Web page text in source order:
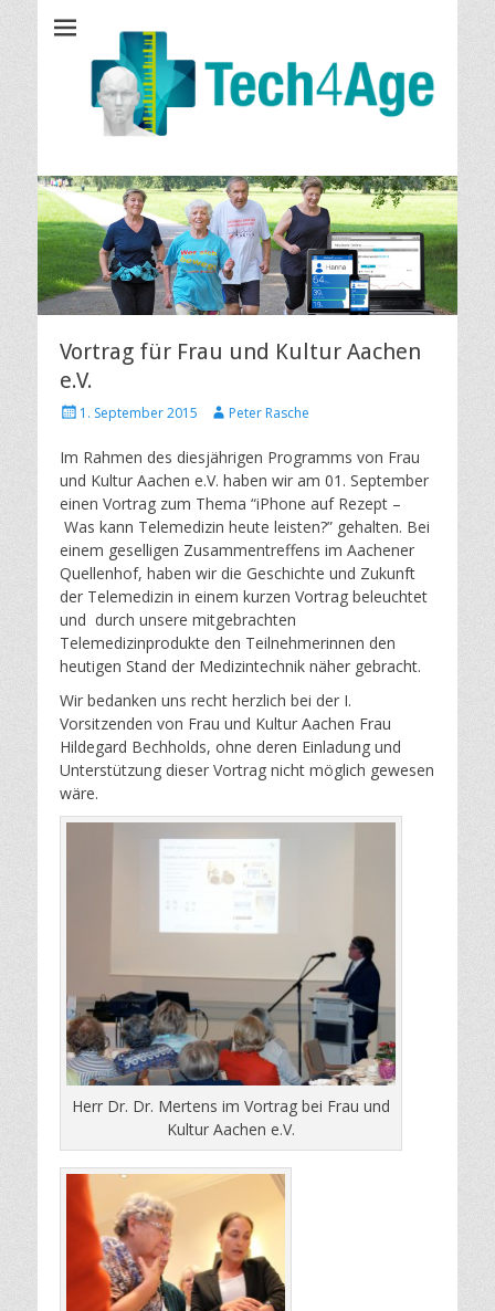
Vortrag für Frau und Kultur Aachen
e.V.
P
s
e
d
o
n
1. September 2015
A
t
h
o
r
Peter Rasche
Im Rahmen des diesjährigen Programms von Frau
und Kultur Aachen e.V. haben wir am 01. September
einen Vortrag zum Thema “iPhone auf Rezept –
Was kann Telemedizin heute leisten?” gehalten. Bei
einem geselligen Zusammentreffens im Aachener
Quellenhof, haben wir die Geschichte und Zukunft
der Telemedizin in einem kurzen Vortrag beleuchtet
und durch unsere mitgebrachten
Telemedizinprodukte den Teilnehmerinnen den
heutigen Stand der Medizintechnik näher gebracht.
Wir bedanken uns recht herzlich bei der I.
Vorsitzenden von Frau und Kultur Aachen Frau
Hildegard Bechholds, ohne deren Einladung und
Unterstützung dieser Vortrag nicht möglich gewesen
wäre.
Herr Dr. Dr. Mertens im Vortrag bei Frau und
Kultur Aachen e.V.